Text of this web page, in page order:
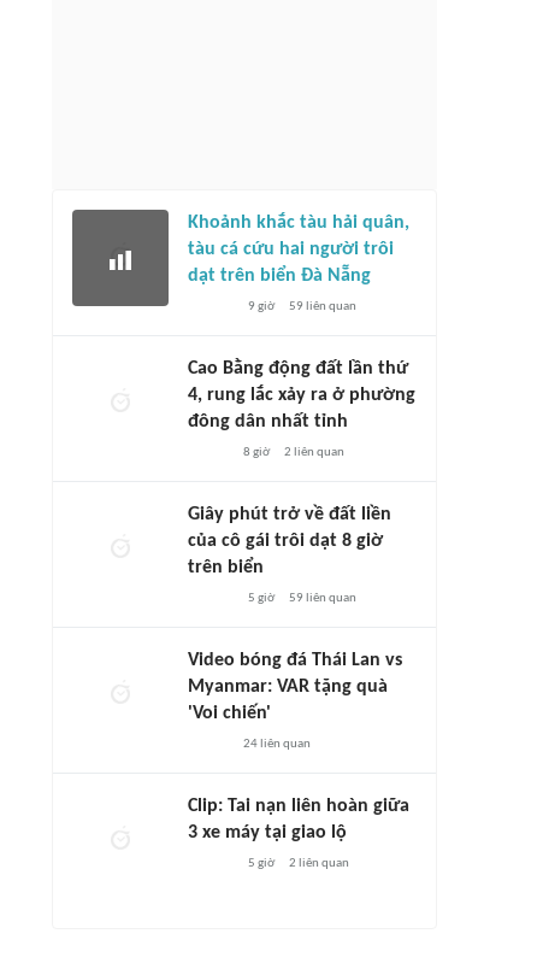
Khoảnh khắc tàu hải quân,
tàu cá cứu hai người trôi
dạt trên biển Đà Nẵng
9 giờ 59 liên quan
Cao Bằng động đất lần thứ
4, rung lắc xảy ra ở phường
đông dân nhất tỉnh
8 giờ 2 liên quan
Giây phút trở về đất liền
của cô gái trôi dạt 8 giờ
trên biển
5 giờ 59 liên quan
Video bóng đá Thái Lan vs
Myanmar: VAR tặng quà
'Voi chiến'
24liên quan
Clip: Tai nạn liên hoàn giữa
3 xe máy tại giao lộ
5 giờ 2 liên quan